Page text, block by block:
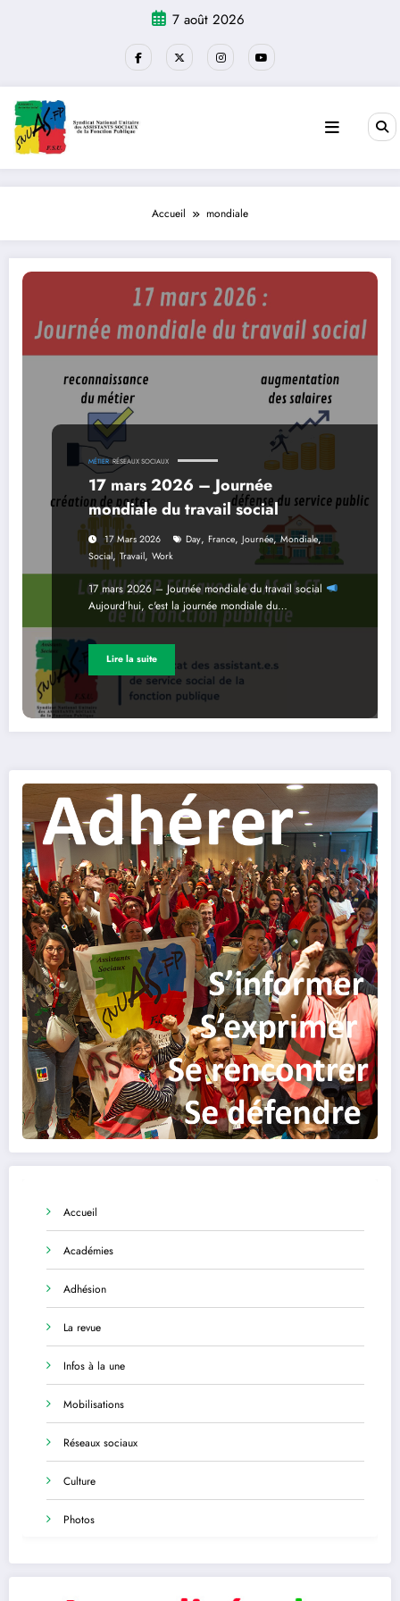
7 août 2026
Accueil mondiale
MÉTIER RÉSEAUX SOCIAUX
17 mars 2026 – Journée
mondiale du travail social
17 Mars 2026 Day, France, Journée,Mondiale,
Social,Travail, Work
17 mars 2026 – Journée mondiale du travail social
Aujourd’hui, c'est la journée mondiale du…
Lire la suite
Accueil
Académies
Adhésion
La revue
Infos à la une
Mobilisations
Réseaux sociaux
Culture
Photos